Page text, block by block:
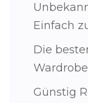
Einfach
Die
Günstig